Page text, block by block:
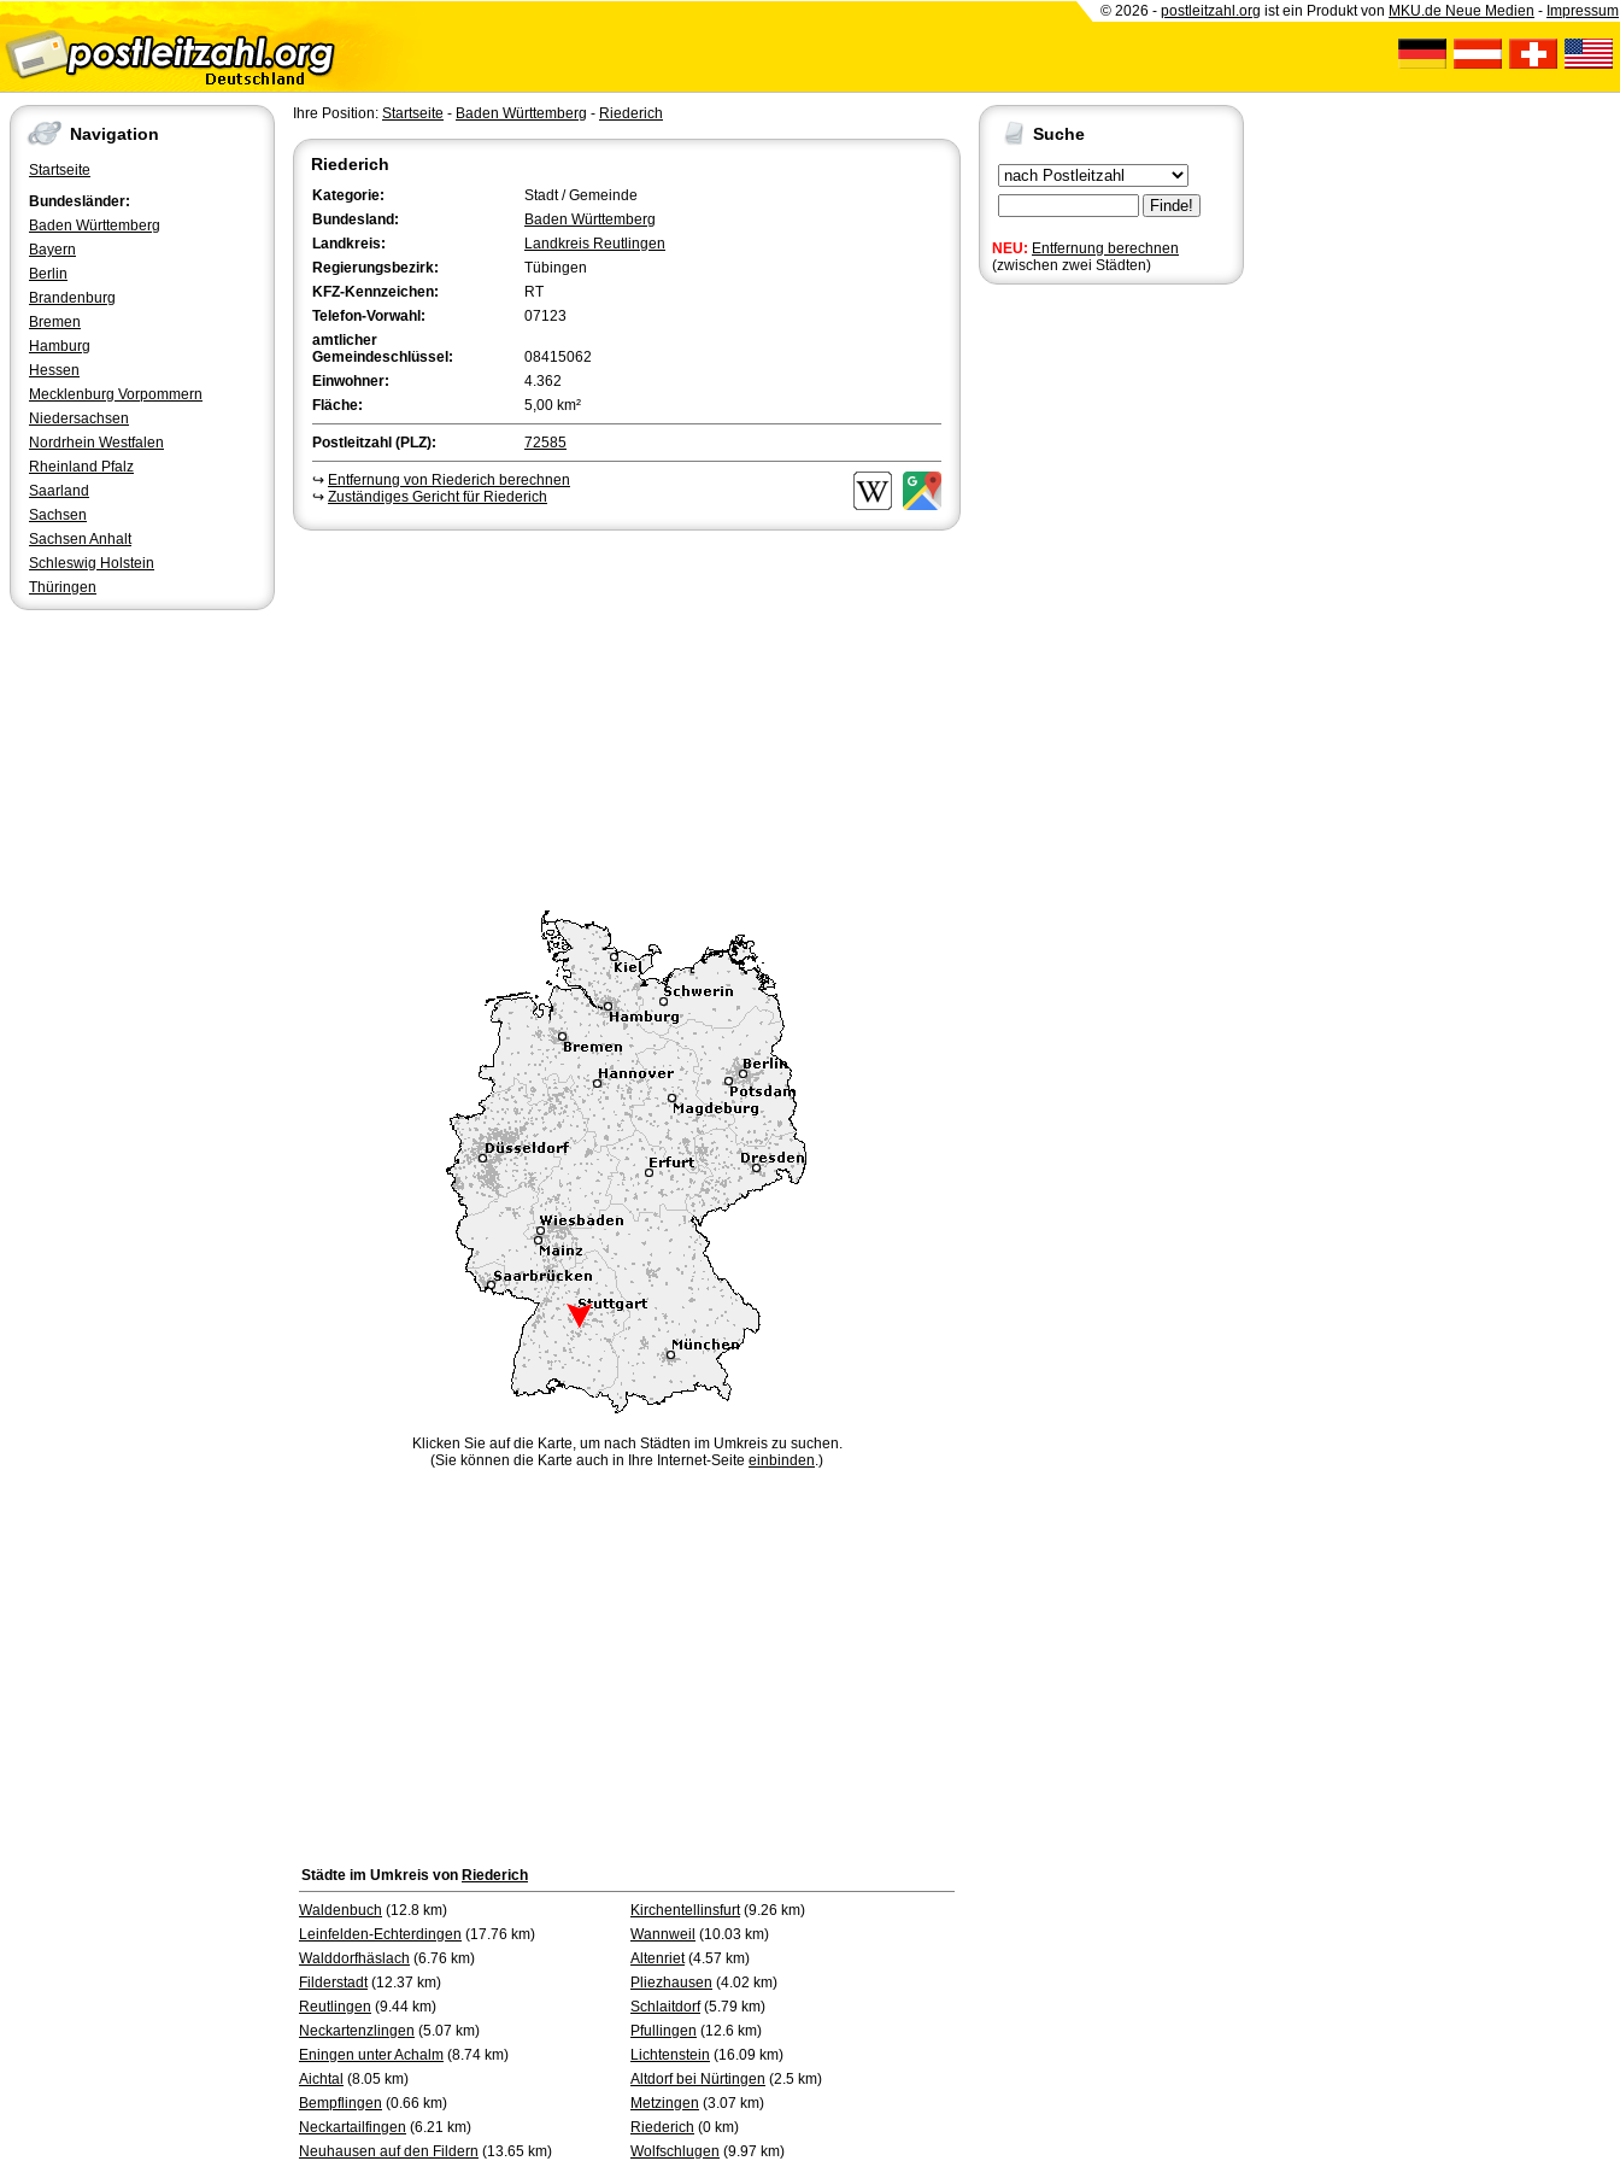
© 2026 - postleitzahl.org ist ein Produkt von MKU.de Neue Medien - Impressum
Navigation
Startseite
Bundesländer:
Baden Württemberg
Bayern
Berlin
Brandenburg
Bremen
Hamburg
Hessen
Mecklenburg Vorpommern
Niedersachsen
Nordrhein Westfalen
Rheinland Pfalz
Saarland
Sachsen
Sachsen Anhalt
Schleswig Holstein
Thüringen
Suche
NEU: Entfernung berechnen
(zwischen zwei Städten)
Ihre Position: Startseite - Baden Württemberg - Riederich
Riederich
Kategorie:
Stadt / Gemeinde
Bundesland:
Baden Württemberg
Landkreis:
Landkreis Reutlingen
Regierungsbezirk:
Tübingen
KFZ-Kennzeichen:
RT
Telefon-Vorwahl:
07123
amtlicher
Gemeindeschlüssel:
08415062
Einwohner:
4.362
Fläche:
5,00 km²
Postleitzahl (PLZ): 72585
↪ Entfernung von Riederich berechnen
↪ Zuständiges Gericht für Riederich
Klicken Sie auf die Karte, um nach Städten im Umkreis zu suchen.
(Sie können die Karte auch in Ihre Internet-Seite einbinden.)
Städte im Umkreis von Riederich
Waldenbuch (12.8 km) Kirchentellinsfurt(9.26 km)
Leinfelden-Echterdingen (17.76 km) Wannweil (10.03 km)
Walddorfhäslach (6.76 km) Altenriet(4.57 km)
Filderstadt(12.37 km) Pliezhausen (4.02 km)
Reutlingen (9.44 km) Schlaitdorf(5.79 km)
Neckartenzlingen (5.07 km) Pfullingen (12.6 km)
Eningen unter Achalm (8.74 km) Lichtenstein (16.09 km)
Aichtal (8.05 km) Altdorf bei Nürtingen (2.5 km)
Bempflingen (0.66 km) Metzingen (3.07 km)
Neckartailfingen (6.21 km) Riederich (0 km)
Neuhausen auf den Fildern (13.65 km) Wolfschlugen (9.97 km)